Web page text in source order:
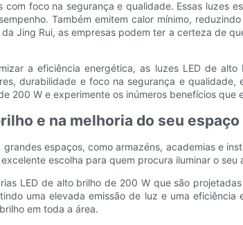
foco na segurança e qualidade. Essas luzes
Também emitem calor mínimo,
Jing Rui, as empresas podem ter a certeza de
a eficiência energética, as luzes LED de
durabilidade e foco na segurança e
200 W e experimente os inúmeros benefícios que
e na melhoria do seu espaço
espaços, como armazéns, academias e
escolha para quem procura iluminar o
LED de alto brilho de 200 W que são
uma elevada emissão de luz e uma
em toda a área.